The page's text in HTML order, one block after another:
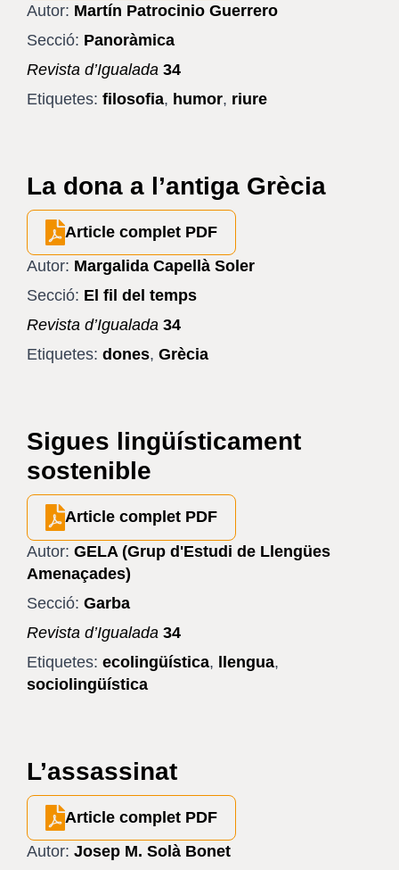
Autor: Martín Patrocinio Guerrero
Secció: Panoràmica
Revista d’Igualada 34
Etiquetes: filosofia, humor, riure
La dona a l’antiga Grècia
Article complet PDF
Autor: Margalida Capellà Soler
Secció: El fil del temps
Revista d’Igualada 34
Etiquetes: dones, Grècia
Sigues lingüísticament
sostenible
Article complet PDF
Autor: GELA (Grup d'Estudi de Llengües
Amenaçades)
Secció: Garba
Revista d’Igualada 34
Etiquetes: ecolingüística, llengua,
sociolingüística
L’assassinat
Article complet PDF
Autor: Josep M. Solà Bonet